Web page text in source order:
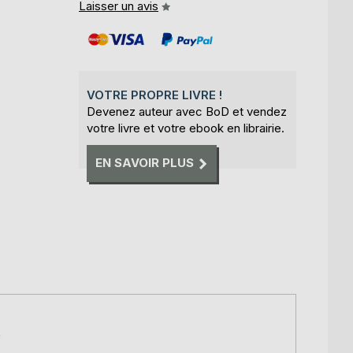
Laisser un avis
VOTRE PROPRE LIVRE !
Devenez auteur avec BoD et vendez
votre livre et votre ebook en librairie.
EN SAVOIR PLUS